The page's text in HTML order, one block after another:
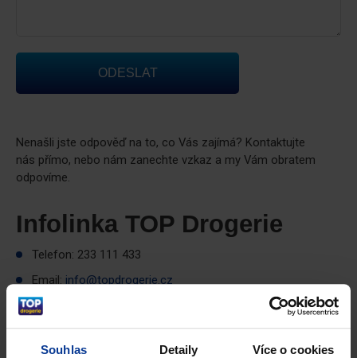
Souhlas Detaily Více o cookies
ODESLAT
Nenašli jste odpověď na to, co Vás zajímá? Kontaktujte
nás přímo, nebo nám zanechte vzkaz a my Vám obratem
odpovíme.
Infolinka TOP Drogerie
Telefon: 233 111 433
Email: info@topdrogerie.cz
Pracovní doba infolinky